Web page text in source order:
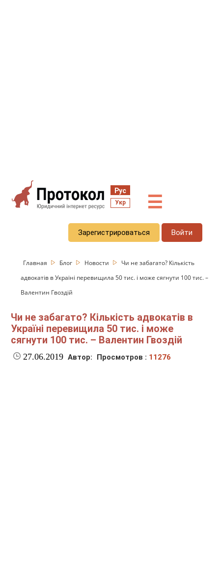
Рус
Укр ☰
Зарегистрироваться Войти
Главная Блог Новости
Чи не забагато? Кількість
адвокатів в Україні перевищила 50 тис. і може сягнути 100 тис. –
Валентин Гвоздій
Чи не забагато? Кількість адвокатів в
Україні перевищила 50 тис. і може
сягнути 100 тис. – Валентин Гвоздій
27.06.2019 Автор: Просмотров : 11276